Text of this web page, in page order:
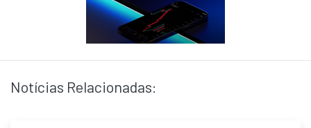
Notícias Relacionadas: